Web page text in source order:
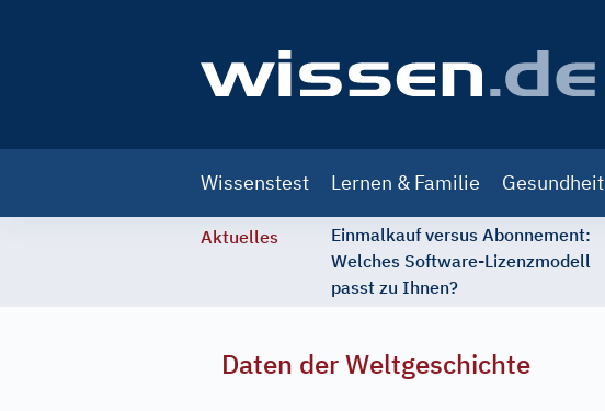
navigation
Wissenstest Lernen & Familie Gesundheit
Aktuelles
Einmalkauf versus Abonnement:
Welches Software-Lizenzmodell
passt zu Ihnen?
Daten der Weltgeschichte